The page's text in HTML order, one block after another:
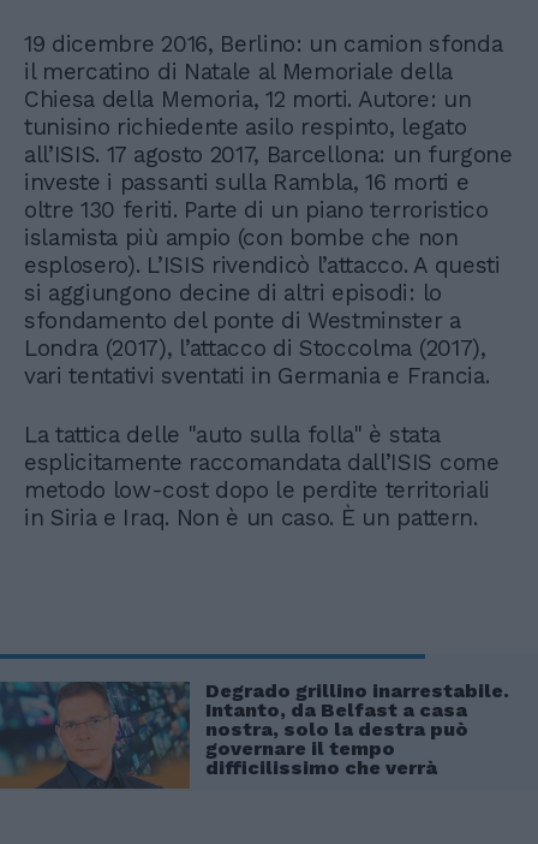
19 dicembre 2016, Berlino: un camion sfonda
il mercatino di Natale al Memoriale della
Chiesa della Memoria, 12 morti. Autore: un
tunisino richiedente asilo respinto, legato
all’ISIS. 17 agosto 2017, Barcellona: un furgone
investe i passanti sulla Rambla, 16 morti e
oltre 130 feriti. Parte di un piano terroristico
islamista più ampio (con bombe che non
esplosero). L’ISIS rivendicò l’attacco. A questi
si aggiungono decine di altri episodi: lo
sfondamento del ponte di Westminster a
Londra (2017), l’attacco di Stoccolma (2017),
vari tentativi sventati in Germania e Francia.
La tattica delle "auto sulla folla" è stata
esplicitamente raccomandata dall’ISIS come
metodo low-cost dopo le perdite territoriali
in Siria e Iraq. Non è un caso. È un pattern.
Degrado grillino inarrestabile.
Intanto, da Belfast a casa
nostra, solo la destra può
governare il tempo
difficilissimo che verrà